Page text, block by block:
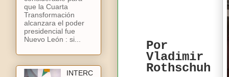
Por
Vladimir
Rothschuh
que la Cuarta
Transformación
alcanzara el poder
presidencial fue
Nuevo León : si...
INTERC